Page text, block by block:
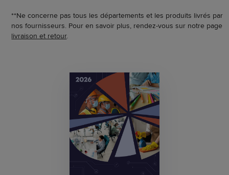
**Ne concerne pas tous les départements et les produits livrés par
nos fournisseurs. Pour en savoir plus, rendez-vous sur notre page
livraison et retour.